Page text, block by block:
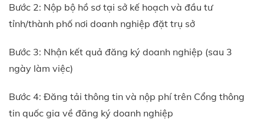
Bước 2: Nộp bộ hồ sơ tại sở kế hoạch và đầu tư
tỉnh/thành phố nơi doanh nghiệp đặt trụ sở
Bước 3: Nhận kết quả đăng ký doanh nghiệp (sau 3
ngày làm việc)
Bước 4: Đăng tải thông tin và nộp phí trên Cổng thông
tin quốc gia về đăng ký doanh nghiệp